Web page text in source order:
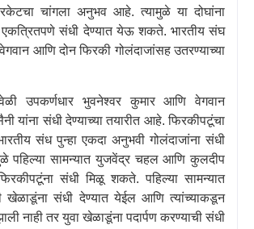
चांगला अनुभव आहे. त्यामुळे या दोघांना
एकत्रितपणे संधी देण्यात येऊ शकते. भारतीय संघ
आणि दोन फिरकी गोलंदाजांसह उतरण्याच्या
उपकर्णधार भुवनेश्वर कुमार आणि वेगवान
यांना संधी देण्याच्या तयारीत आहे. फिरकीपटूंचा
संध पुन्हा एकदा अनुभवी गोलंदाजांना संधी
पहिल्या सामन्यात युजवेंद्र चहल आणि कुलदीप
संधी मिळू शकते. पहिल्या सामन्यात
खेळाडूंना संधी देण्यात येईल आणि त्यांच्याकडून
नाही तर युवा खेळाडूंना पदार्पण करण्याची संधी